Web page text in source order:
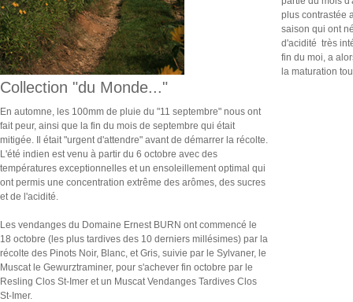
plus contrastée
saison qui ont
d'acidité très
fin du moi, a
la maturation
Collection "du Monde..."
En automne, les 100mm de pluie du "11 septembre" nous ont
fait peur, ainsi que la fin du mois de septembre qui était
mitigée. Il était "urgent d'attendre" avant de démarrer la récolte.
L'été indien est venu à partir du 6 octobre avec des
températures exceptionnelles et un ensoleillement optimal qui
ont permis une concentration extrême des arômes, des sucres
et de l'acidité.
Les vendanges du Domaine Ernest BURN ont commencé le
18 octobre (les plus tardives des 10 derniers millésimes) par la
récolte des Pinots Noir, Blanc, et Gris, suivie par le Sylvaner, le
Muscat le Gewurztraminer, pour s'achever fin octobre par le
Resling Clos St-Imer et un Muscat Vendanges Tardives Clos
St-Imer.